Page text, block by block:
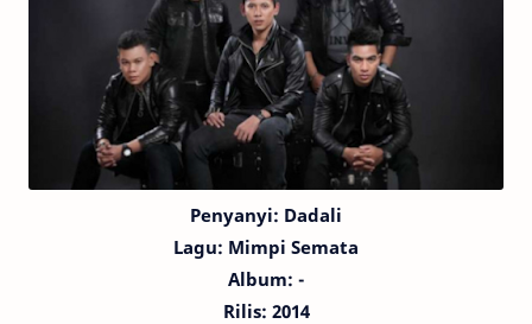
Penyanyi: Dadali
Lagu: Mimpi Semata
Album: -
Rilis: 2014